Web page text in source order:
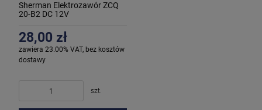
Sherman Elektrozawór ZCQ
20-B2 DC 12V
28,00 zł
zawiera 23.00% VAT, bez kosztów
dostawy
szt.